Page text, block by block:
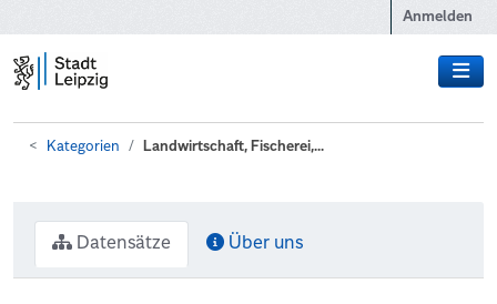
Anmelden
Kategorien Landwirtschaft, Fischerei,...
Datensätze Über uns